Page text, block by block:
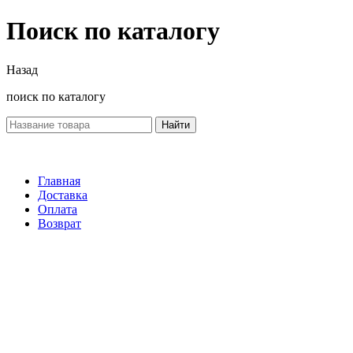
Поиск по каталогу
Назад
поиск по каталогу
Найти
Главная
Доставка
Оплата
Возврат